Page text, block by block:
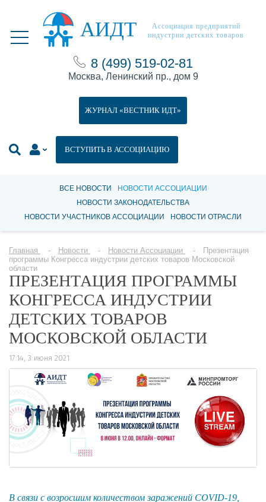
АИДТ
Ассоциация предприятий
индустрии детских товаров
8 (499) 519-02-81
Москва, Ленинский пр., дом 9
ВСТУПИТЬ В АССОЦИАЦИЮ
ЖУРНАЛ «ВЕСТНИК ИДТ»
ВСЕ НОВОСТИ
НОВОСТИ АССОЦИАЦИИ
НОВОСТИ ЗАКОНОДАТЕЛЬСТВА
НОВОСТИ УЧАСТНИКОВ АССОЦИАЦИИ
НОВОСТИ ОТРАСЛИ
Главная Новости Новости Ассоциации
Презентация
программы Конгресса индустрии детских товаров Московской
области
ПРЕЗЕНТАЦИЯ ПРОГРАММЫ
КОНГРЕССА ИНДУСТРИИ
ДЕТСКИХ ТОВАРОВ
МОСКОВСКОЙ ОБЛАСТИ
17:14, 3 июня 2021
0
В связи с возросшим количеством заражений COVID-19,